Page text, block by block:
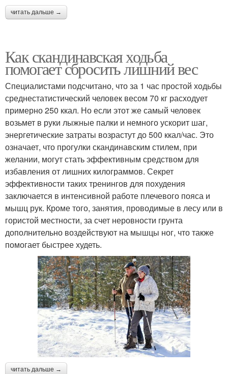
читать дальше →
Как скандинавская ходьба
помогает сбросить лишний вес
Специалистами подсчитано, что за 1 час простой ходьбы
среднестатистический человек весом 70 кг расходует
примерно 250 ккал. Но если этот же самый человек
возьмет в руки лыжные палки и немного ускорит шаг,
энергетические затраты возрастут до 500 ккал/час. Это
означает, что прогулки скандинавским стилем, при
желании, могут стать эффективным средством для
избавления от лишних килограммов. Секрет
эффективности таких тренингов для похудения
заключается в интенсивной работе плечевого пояса и
мышц рук. Кроме того, занятия, проводимые в лесу или в
гористой местности, за счет неровности грунта
дополнительно воздействуют на мышцы ног, что также
помогает быстрее худеть.
читать дальше →